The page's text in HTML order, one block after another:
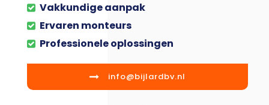
Vakkundige aanpak
Ervaren monteurs
Professionele oplossingen
info@bijlardbv.nl